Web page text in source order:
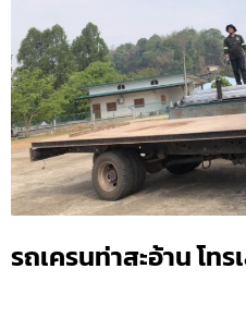
รถเครนท่าสะอ้าน โท